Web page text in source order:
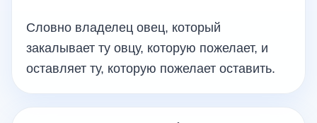
Словно владелец овец, который
закалывает ту овцу, которую пожелает, и
оставляет ту, которую пожелает оставить.